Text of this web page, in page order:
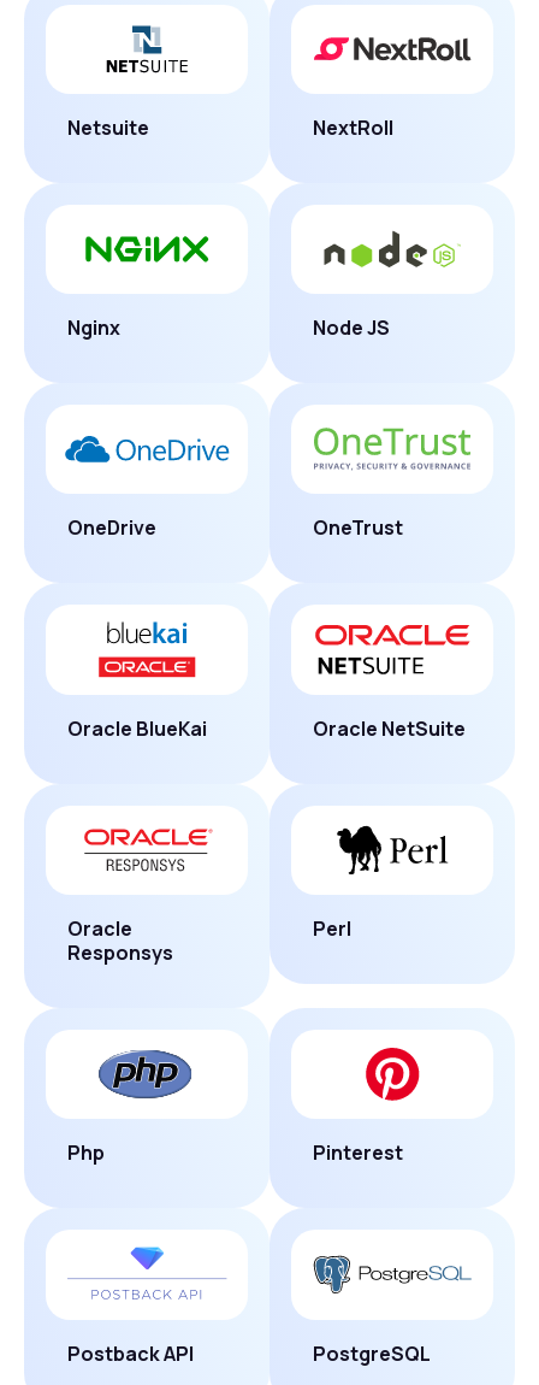
Netsuite NextRoll
Nginx Node JS
OneDrive OneTrust
Oracle BlueKai Oracle NetSuite
Oracle
Responsys
Perl
Php Pinterest
Postback API PostgreSQL